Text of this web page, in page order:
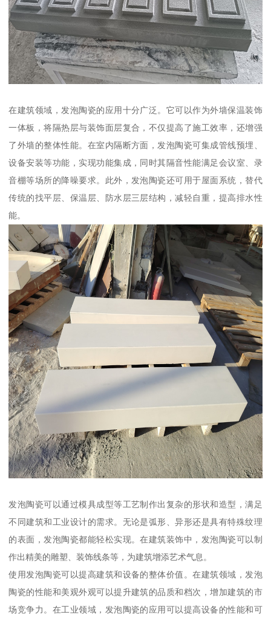
在建筑领域，发泡陶瓷的应用十分广泛。它可以作为外墙保温装饰
一体板，将隔热层与装饰面层复合，不仅提高了施工效率，还增强
了外墙的整体性能。在室内隔断方面，发泡陶瓷可集成管线预埋、
设备安装等功能，实现功能集成，同时其隔音性能满足会议室、录
音棚等场所的降噪要求。此外，发泡陶瓷还可用于屋面系统，替代
传统的找平层、保温层、防水层三层结构，减轻自重，提高排水性
能。
发泡陶瓷可以通过模具成型等工艺制作出复杂的形状和造型，满足
不同建筑和工业设计的需求。无论是弧形、异形还是具有特殊纹理
的表面，发泡陶瓷都能轻松实现。在建筑装饰中，发泡陶瓷可以制
作出精美的雕塑、装饰线条等，为建筑增添艺术气息。
使用发泡陶瓷可以提高建筑和设备的整体价值。在建筑领域，发泡
陶瓷的性能和美观外观可以提升建筑的品质和档次，增加建筑的市
场竞争力。在工业领域，发泡陶瓷的应用可以提高设备的性能和可